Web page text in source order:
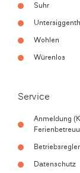
Suhr
Wohlen
Würenlos
Service
Anmeldung
Datenschutz